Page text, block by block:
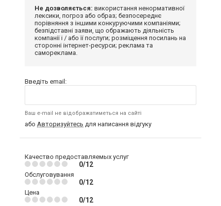
Не дозволяється: використання ненормативної
лексики, погроз або образ; безпосереднє
порівняння з іншими конкуруючими компаніями;
безпідставні заяви, що ображають діяльність
компанії і / або її послуги; розміщення посилань на
сторонні інтернет-ресурси; реклама та
самореклама.
Введіть email:
Ваш e-mail не відображатиметься на сайті
або Авторизуйтесь для написання відгуку
Качество предоставляемых услуг
0/12
Обслуговування
0/12
Цена
0/12